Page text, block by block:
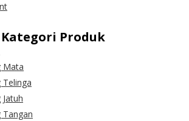
Kategori Produk
Mata
Telinga
Tangan